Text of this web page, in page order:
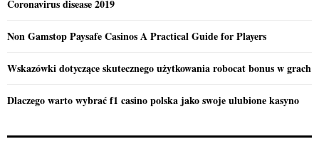
Coronavirus disease 2019
Non Gamstop Paysafe Casinos A Practical Guide for Players
Wskazówki dotyczące skutecznego użytkowania robocat bonus w grach
Dlaczego warto wybrać f1 casino polska jako swoje ulubione kasyno